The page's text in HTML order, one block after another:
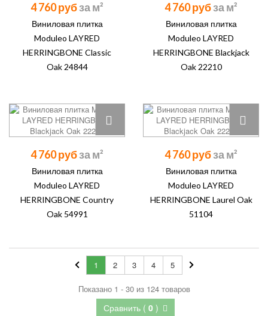
4 760 руб
Виниловая плитка
Moduleo LAYRED
HERRINGBONE Classic
Oak 24844
4 760 руб
Виниловая плитка
Moduleo LAYRED
HERRINGBONE Blackjack
Oak 22210
4 760 руб
Виниловая плитка
Moduleo LAYRED
HERRINGBONE Country
Oak 54991
4 760 руб
Виниловая плитка
Moduleo LAYRED
HERRINGBONE Laurel Oak
51104
Сравнить ( 0 )
1 2 3 4 5
Показано 1 - 30 из 124 товаров